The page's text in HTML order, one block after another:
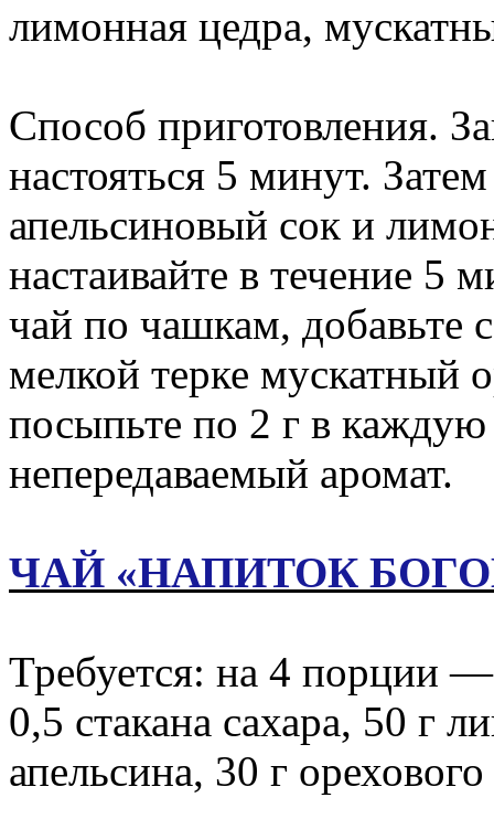
лимонная цедра,
Способ приготовления.
настояться 5 минут.
апельсиновый сок и
настаивайте в течение 5
чай по чашкам, добавьте
мелкой терке мускатный
посыпьте по 2 г в
непередаваемый аромат.
ЧАЙ «НАПИТОК
Требуется: на 4 порции
0,5 стакана сахара, 50 г
апельсина, 30 г